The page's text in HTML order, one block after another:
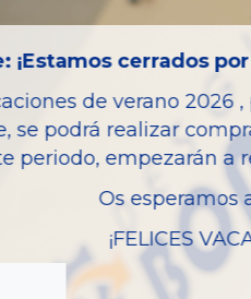
¡Estamos cerrados
de verano 2026
se podrá realizar
periodo, empezarán a
Os esperamos
¡FELICES